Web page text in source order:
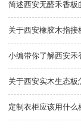
简述西安无醛禾香板
小编带你了解西安禾
关于西安实木生态板